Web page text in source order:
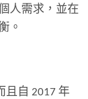
人需求，並在
。
且自 2017 年